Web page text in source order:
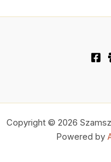
Copyright © 2026
Powered by